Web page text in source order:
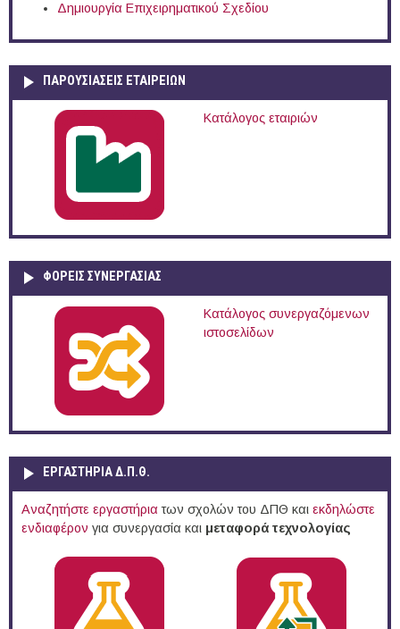
Δημιουργία Επιχειρηματικού Σχεδίου
ΠΑΡΟΥΣΙΆΣΕΙΣ ΕΤΑΙΡΕΙΏΝ
Κατάλογος εταιριών
ΦΟΡΕΙΣ ΣΥΝΕΡΓΑΣΙΑΣ
Κατάλογος συνεργαζόμενων
ιστοσελίδων
ΕΡΓΑΣΤΗΡΙΑ Δ.Π.Θ.
Αναζητήστε εργαστήρια των σχολών του ΔΠΘ και εκδηλώστε
ενδιαφέρον για συνεργασία και μεταφορά τεχνολογίας